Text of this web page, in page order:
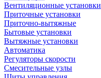
Вентиляционные установки
Приточные установки
Приточно-вытяжные
Бытовые установки
Вытяжные установки
Автоматика
Регуляторы скорости
Смесительные узлы